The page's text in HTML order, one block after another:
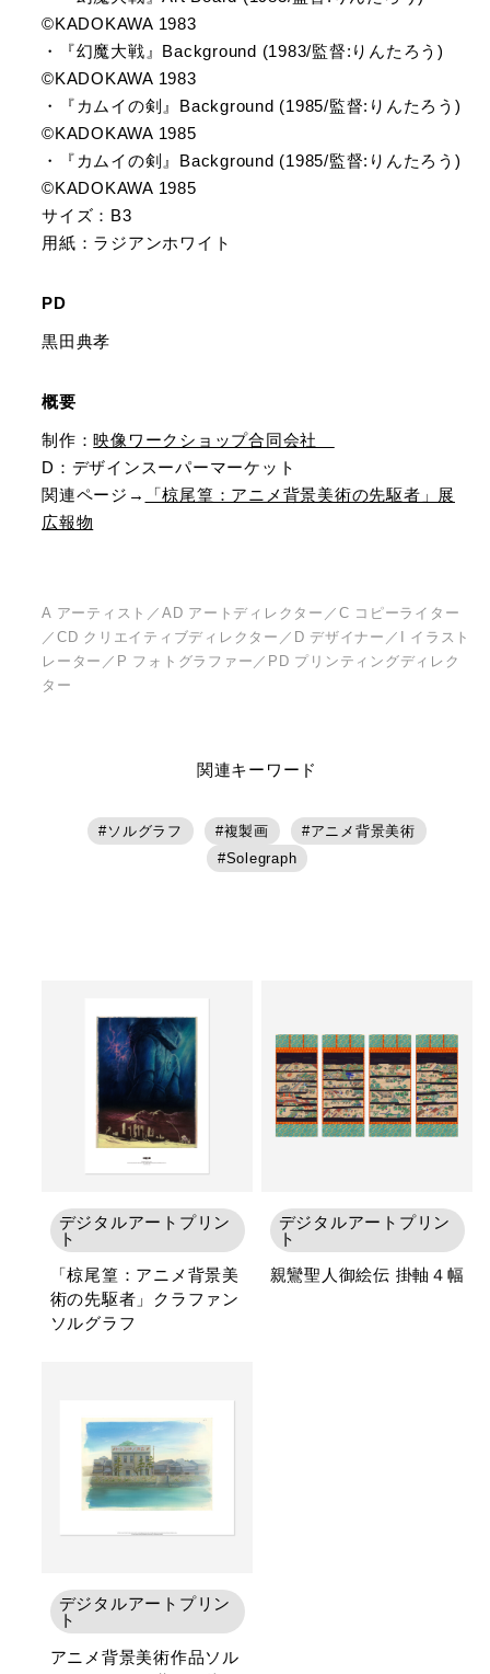
©️KADOKAWA 1983
・『幻魔大戦』Background (1983/監督:りんたろう)
©️KADOKAWA 1983
・『カムイの剣』Background (1985/監督:りんたろう)
©️KADOKAWA 1985
・『カムイの剣』Background (1985/監督:りんたろう)
©️KADOKAWA 1985
サイズ：B3
用紙：ラジアンホワイト
PD
黒田典孝
概要
制作：映像ワークショップ合同会社
D：デザインスーパーマーケット
関連ページ→
「椋尾篁：アニメ背景美術の先駆者」展
広報物
A アーティスト／AD アートディレクター／C コピーライター
／CD クリエイティブディレクター／D デザイナー／I イラスト
レーター／P フォトグラファー／PD プリンティングディレク
ター
関連キーワード
ソルグラフ 複製画
アニメ背景美術
Solegraph
デジタルアートプリン
ト
「椋尾篁：アニメ背景美
術の先駆者」クラファン
ソルグラフ
デジタルアートプリン
ト
親鸞聖人御絵伝 掛軸４幅
デジタルアートプリン
ト
アニメ背景美術作品ソル